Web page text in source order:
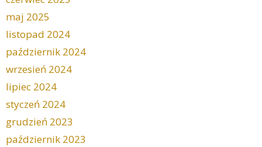
maj 2025
listopad 2024
październik 2024
wrzesień 2024
lipiec 2024
styczeń 2024
grudzień 2023
październik 2023